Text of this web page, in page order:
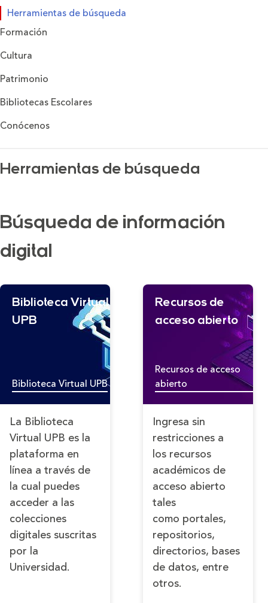
Herramientas de búsqueda
Formación
Cultura
Patrimonio
Bibliotecas Escolares
Conócenos
Herramientas de búsqueda
Búsqueda de información
digital
Biblioteca Virtual
UPB
Biblioteca Virtual UPB
La Biblioteca
Virtual UPB es la
plataforma en
línea a través de
la cual puedes
acceder a las
colecciones
digitales suscritas
por la
Universidad.
Recursos de
acceso abierto
Recursos de acceso
abierto
Ingresa sin
restricciones a
los recursos
académicos de
acceso abierto
tales
como portales,
repositorios,
directorios, bases
de datos, entre
otros.